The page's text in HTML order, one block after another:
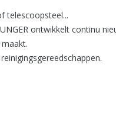
telescoopsteel...
ontwikkelt continu